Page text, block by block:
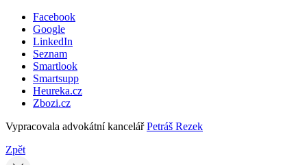
Facebook
Google
LinkedIn
Seznam
Smartlook
Smartsupp
Heureka.cz
Zbozi.cz
Vypracovala advokátní kancelářPetráš Rezek
Zpět